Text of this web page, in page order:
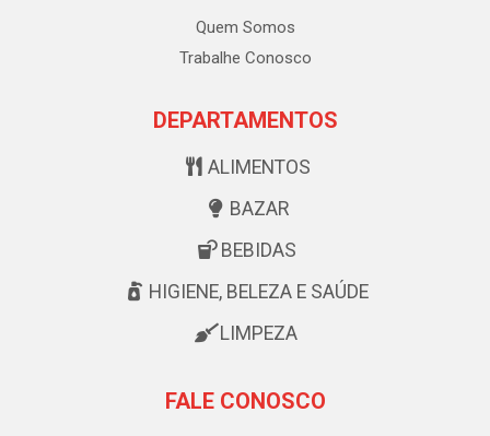
Quem Somos
Trabalhe Conosco
DEPARTAMENTOS
ALIMENTOS
BAZAR
BEBIDAS
HIGIENE, BELEZA E SAÚDE
LIMPEZA
FALE CONOSCO